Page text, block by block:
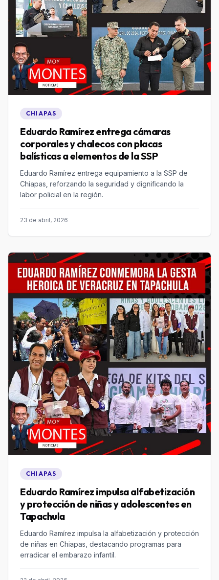
CHIAPAS
Eduardo Ramírez entrega cámaras
corporales y chalecos con placas
balísticas a elementos de la SSP
Eduardo Ramírez entrega equipamiento a la SSP de
Chiapas, reforzando la seguridad y dignificando la
labor policial en la región.
23 de abril, 2026
CHIAPAS
Eduardo Ramírez impulsa alfabetización
y protección de niñas y adolescentes en
Tapachula
Eduardo Ramírez impulsa la alfabetización y protección
de niñas en Chiapas, destacando programas para
erradicar el embarazo infantil.